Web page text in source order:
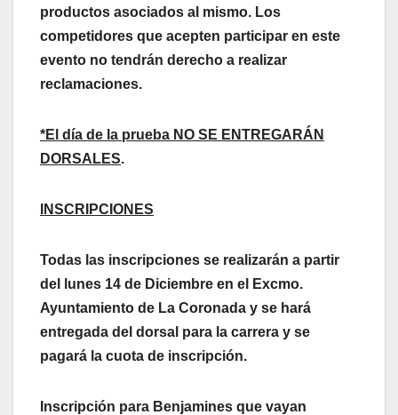
productos asociados al mismo. Los
competidores que acepten participar en este
evento no tendrán derecho a realizar
reclamaciones.
*El día de la prueba NO SE ENTREGARÁN
DORSALES.
INSCRIPCIONES
Todas las inscripciones se realizarán a partir
del lunes 14 de Diciembre en el Excmo.
Ayuntamiento de La Coronada y se hará
entregada del dorsal para la carrera y se
pagará la cuota de inscripción.
Inscripción para Benjamines que vayan